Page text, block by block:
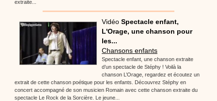
extraite...
Vidéo Spectacle enfant,
L'Orage, une chanson pour
les...
Chansons enfants
Spectacle enfant, une chanson extraite
d’un spectacle de Stéphy ! Voilà la
chanson L’Orage, regardez et écoutez un
extrait de cette chanson poétique pour les enfants. Découvrez Stéphy en
concert accompagné de son musicien Romain avec cette chanson extraite du
spectacle Le Rock de la Sorcière. Le jeune...